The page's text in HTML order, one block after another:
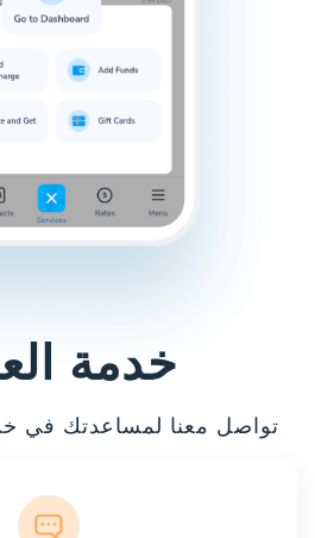
خدمة
تواصل معنا لمساعدتك في